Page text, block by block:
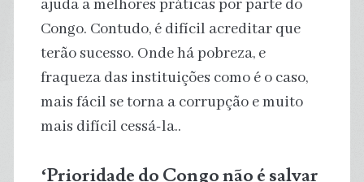
ajuda a melhores práticas por parte do
Congo. Contudo, é difícil acreditar que
terão sucesso. Onde há pobreza, e
fraqueza das instituições como é o caso,
mais fácil se torna a corrupção e muito
mais difícil cessá-la..
‘Prioridade do Congo não é salvar